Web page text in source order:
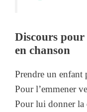
Discours pour
en chanson
Prendre un enfant
Pour l’emmener
Pour lui donner la